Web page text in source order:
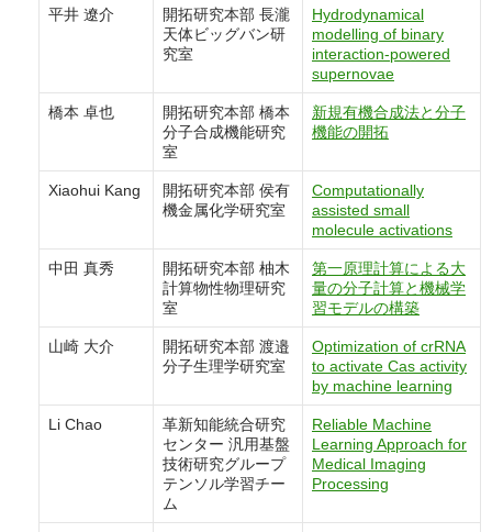
平井 遼介
開拓研究本部 長瀧
天体ビッグバン研
究室
Hydrodynamical
modelling of binary
interaction-powered
supernovae
橋本 卓也
開拓研究本部 橋本
分子合成機能研究
室
新規有機合成法と分子
機能の開拓
Xiaohui Kang
開拓研究本部 侯有
機金属化学研究室
Computationally
assisted small
molecule activations
中田 真秀
開拓研究本部 柚木
計算物性物理研究
室
第一原理計算による大
量の分子計算と機械学
習モデルの構築
山崎 大介
開拓研究本部 渡邉
分子生理学研究室
Optimization of crRNA
to activate Cas activity
by machine learning
Li Chao
革新知能統合研究
センター 汎用基盤
技術研究グループ
テンソル学習チー
ム
Reliable Machine
Learning Approach for
Medical Imaging
Processing